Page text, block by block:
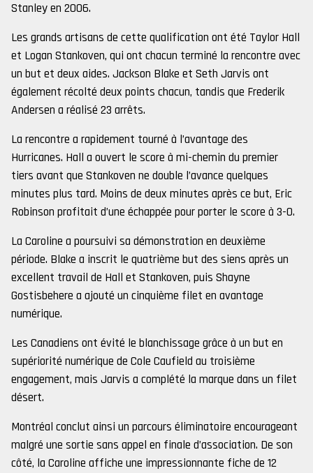
Stanley en 2006.
Les grands artisans de cette qualification ont été Taylor Hall
et Logan Stankoven, qui ont chacun terminé la rencontre avec
un but et deux aides. Jackson Blake et Seth Jarvis ont
également récolté deux points chacun, tandis que Frederik
Andersen a réalisé 23 arrêts.
La rencontre a rapidement tourné à l’avantage des
Hurricanes. Hall a ouvert le score à mi-chemin du premier
tiers avant que Stankoven ne double l’avance quelques
minutes plus tard. Moins de deux minutes après ce but, Eric
Robinson profitait d’une échappée pour porter le score à 3-0.
La Caroline a poursuivi sa démonstration en deuxième
période. Blake a inscrit le quatrième but des siens après un
excellent travail de Hall et Stankoven, puis Shayne
Gostisbehere a ajouté un cinquième filet en avantage
numérique.
Les Canadiens ont évité le blanchissage grâce à un but en
supériorité numérique de Cole Caufield au troisième
engagement, mais Jarvis a complété la marque dans un filet
désert.
Montréal conclut ainsi un parcours éliminatoire encourageant
malgré une sortie sans appel en finale d’association. De son
côté, la Caroline affiche une impressionnante fiche de 12